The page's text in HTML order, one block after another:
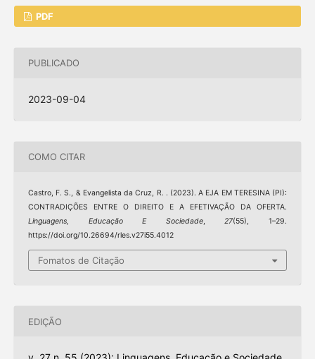
PDF
PUBLICADO
2023-09-04
COMO CITAR
Castro, F. S., & Evangelista da Cruz, R. . (2023). A EJA EM TERESINA (PI):
CONTRADIÇÕES ENTRE O DIREITO E A EFETIVAÇÃO DA OFERTA.
Linguagens, Educação E Sociedade, 27(55), 1–29.
https://doi.org/10.26694/rles.v27i55.4012
Fomatos de Citação
EDIÇÃO